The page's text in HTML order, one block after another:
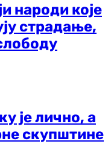
народи које
страдање,
је лично, а
скупштине